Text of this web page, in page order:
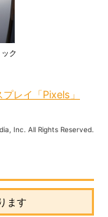
ク
レイ「Pixels」
Inc. All Rights Reserved.
ます